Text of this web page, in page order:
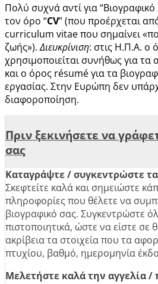
Πολύ συχνά αντί για
τον όρο “CV” (που προέρχεται
curriculum vitae που σημαίνει
ζωής»).Διευκρίνιση: στις Η.Π.Α. ο
χρησιμοποιείται συνήθως για τα
και ο όρος résumé για τα
εργασίας. Στην Ευρώπη δεν
διαφοροποίηση.
Πριν ξεκινήσετε να
σας
Καταγράψτε / συγκεντρώστε τα
Σκεφτείτε καλά και σημειώστε
πληροφορίες που θέλετε να
βιογραφικό σας. Συγκεντρώστε
πιστοποιητικά, ώστε να είστε σε
ακρίβεια τα στοιχεία που τα
πτυχίου, βαθμό, ημερομηνία
Μελετήστε καλά την αγγελία /